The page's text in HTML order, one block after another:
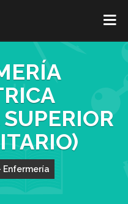
Enfermería